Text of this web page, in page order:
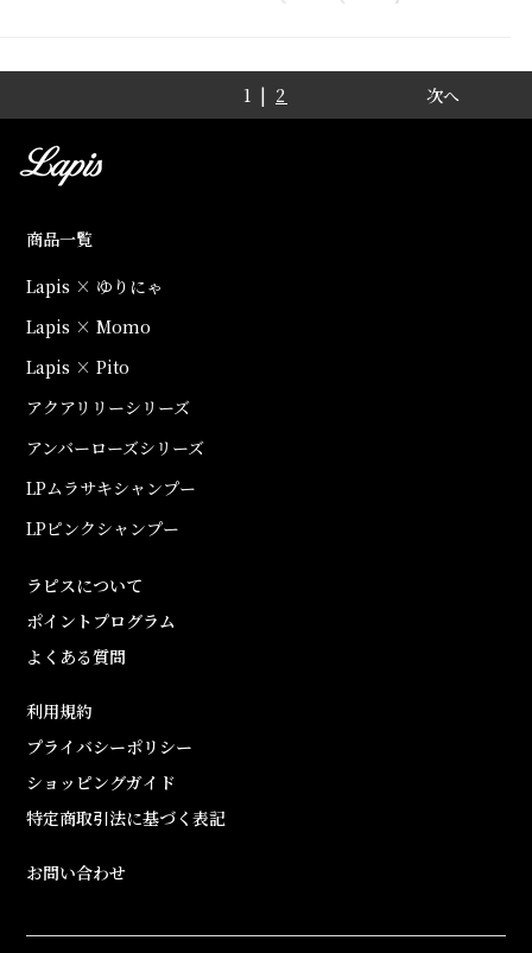
1 | 2 次へ
商品一覧
Lapis × ゆりにゃ
Lapis × Momo
Lapis × Pito
アクアリリーシリーズ
アンバーローズシリーズ
LPムラサキシャンプー
LPピンクシャンプー
ラピスについて
ポイントプログラム
よくある質問
利用規約
プライバシーポリシー
ショッピングガイド
特定商取引法に基づく表記
お問い合わせ